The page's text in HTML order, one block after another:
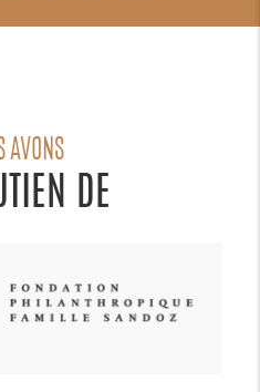
AVONS
DE